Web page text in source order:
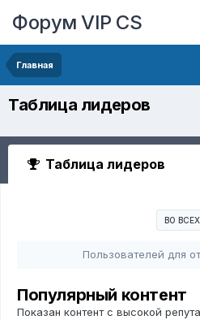
Форум VIP CS
Главная
Таблица лидеров
Таблица лидеров
ВО
Пользователей для
Популярный контент
Показан контент с высокой